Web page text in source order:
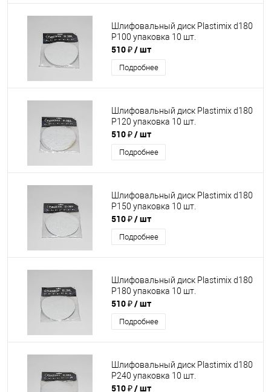
Шлифовальный диск Plastimix d180
P100 упаковка 10 шт.
510 ₽/ шт
Подробнее
Шлифовальный диск Plastimix d180
P120 упаковка 10 шт.
510 ₽/ шт
Подробнее
Шлифовальный диск Plastimix d180
P150 упаковка 10 шт.
510 ₽/ шт
Подробнее
Шлифовальный диск Plastimix d180
P180 упаковка 10 шт.
510 ₽/ шт
Подробнее
Шлифовальный диск Plastimix d180
P240 упаковка 10 шт.
510 ₽/ шт